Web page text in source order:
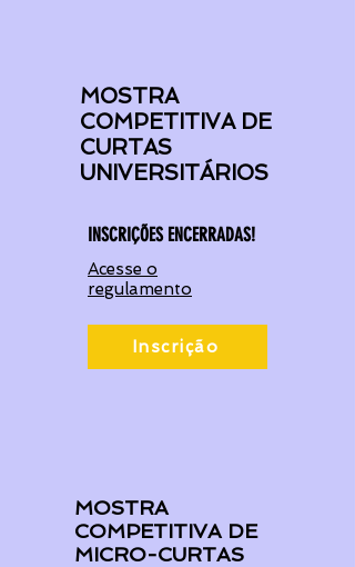
MOSTRA
COMPETITIVA DE
CURTAS
UNIVERSITÁRIOS
INSCRIÇÕES ENCERRADAS!
Acesse o
regulamento
Inscrição
MOSTRA
COMPETITIVA DE
MICRO-CURTAS